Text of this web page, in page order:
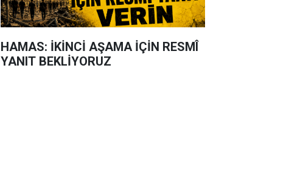
HAMAS: İKİNCİ AŞAMA İÇİN RESMÎ
YANIT BEKLİYORUZ